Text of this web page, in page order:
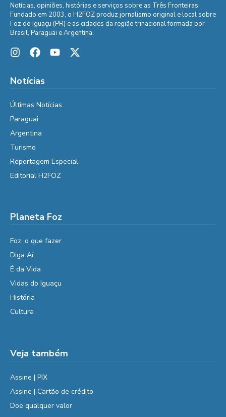
Notícias, opiniões, histórias e serviços sobre as Três Fronteiras.
Fundado em 2003, o H2FOZ produz jornalismo original e local sobre
Foz do Iguaçu (PR) e as cidades da região trinacional formada por
Brasil, Paraguai e Argentina.
Notícias
Últimas Notícias
Paraguai
Argentina
Turismo
Reportagem Especial
Editorial H2FOZ
Planeta Foz
Foz, o que fazer
Diga Aí
É da Vida
Vidas do Iguaçu
História
Cultura
Veja também
Assine | PIX
Assine | Cartão de crédito
Doe qualquer valor